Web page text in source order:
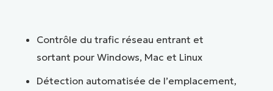
Contrôle du trafic réseau entrant et
sortant pour Windows, Mac et Linux
Détection automatisée de l’emplacement,